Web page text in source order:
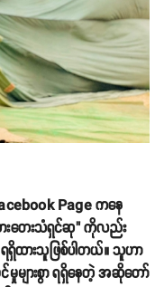
Page ကနေ
ားတေးသံရှင်ဆု" ကိုလည်း
ားသူဖြစ်ပါတယ်။ သူဟာ
များစွာ ရရှိနေတဲ့ အဆိုတော်